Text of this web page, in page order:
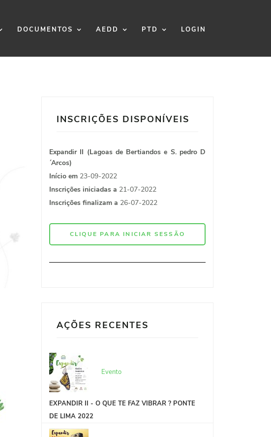
DOCUMENTOS AEDD PTD LOGIN
INSCRIÇÕES DISPONÍVEIS
Expandir II (Lagoas de Bertiandos e S. pedro D
´Arcos)
Início em 23-09-2022
Inscrições iniciadas a 21-07-2022
Inscrições finalizam a 26-07-2022
CLIQUE PARA INICIAR SESSÃO
AÇÕES RECENTES
Evento
EXPANDIR II - O QUE TE FAZ VIBRAR ? PONTE
DE LIMA 2022